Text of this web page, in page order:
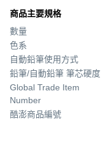
商品主要規格
數量
色系
自動鉛筆使用方式
鉛筆/自動鉛筆 筆芯硬度
Global Trade Item
Number
酷澎商品編號